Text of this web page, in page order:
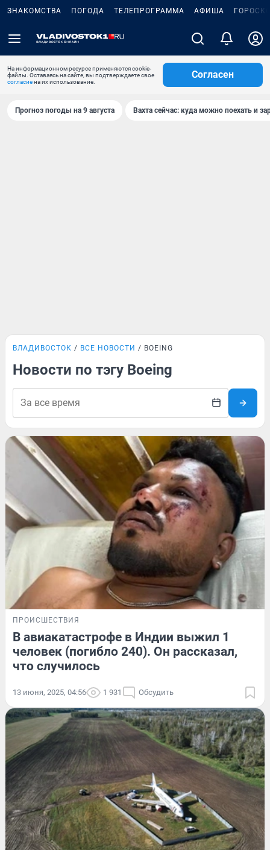
ЗНАКОМСТВА ПОГОДА ТЕЛЕПРОГРАММА АФИША
На информационном ресурсе применяются cookie-
файлы. Оставаясь на сайте, вы подтверждаете свое
согласиена их использование.
Согласен
Прогноз погоды на 9 августа Вахта сейчас: куда можно поехать и
ВЛАДИВОСТОК ВСЕ НОВОСТИ BOEING
Новости по тэгу Boeing
ПРОИСШЕСТВИЯ
В авиакатастрофе в Индии выжил 1
человек (погибло 240). Он рассказал,
что случилось
13 июня, 2025, 04:56 1 931 Обсудить